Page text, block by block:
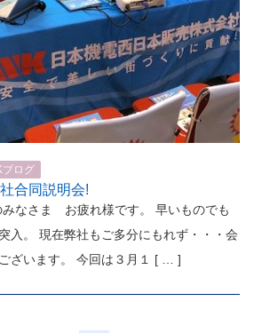
ブログ
合同説明会!
みなさま お疲れ様です。 早いものでも
入。 現在弊社もご多分にもれず・・・会
ざいます。 今回は３月１ [ … ]